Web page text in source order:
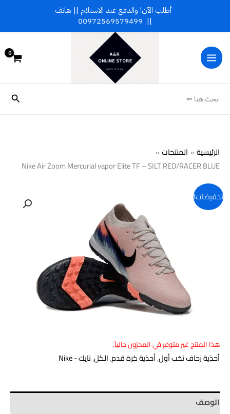
المحتوى
ابحث هنا ⇐
الرئيسية
المنتجات
Nike Air Zoom Mercurial vapor Elite TF – SILT RED/RACER BLUE
تخفيضات!
هذا المنتج غير متوفر في المخزون حالياً.
أحذية زحاف نخب أول,أحذية كرة قدم,الكل,نايك - Nike
الوصف
أطلب الآن! والدفع عند الاستلام || هاتف
||
00972569579499